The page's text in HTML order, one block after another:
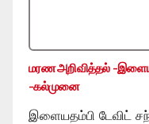
மரண அறிவித்தல் -
-கல்முனை
இளையதம்பி டேவிட்